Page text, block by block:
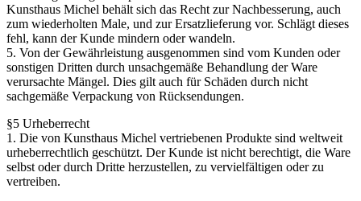
Kunsthaus Michel behält sich das Recht zur Nachbesserung, auch
zum wiederholten Male, und zur Ersatzlieferung vor. Schlägt dieses
fehl, kann der Kunde mindern oder wandeln.
5. Von der Gewährleistung ausgenommen sind vom Kunden oder
sonstigen Dritten durch unsachgemäße Behandlung der Ware
verursachte Mängel. Dies gilt auch für Schäden durch nicht
sachgemäße Verpackung von Rücksendungen.
§5 Urheberrecht
1. Die von Kunsthaus Michel vertriebenen Produkte sind weltweit
urheberrechtlich geschützt. Der Kunde ist nicht berechtigt, die Ware
selbst oder durch Dritte herzustellen, zu vervielfältigen oder zu
vertreiben.